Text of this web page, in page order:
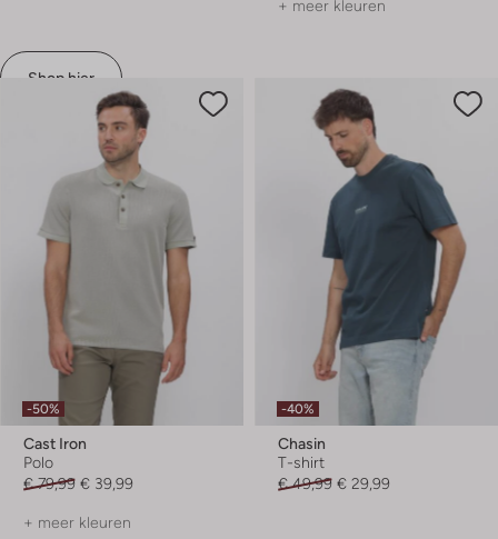
Shop hier
+ meer kleuren
-50%
Cast Iron
Polo
€ 79,99 € 39,99
+ meer kleuren
-40%
Chasin
T-shirt
€ 49,99 € 29,99